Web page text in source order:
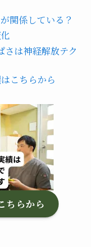
関係している？
さは神経解放テク
こちらから
ちらから